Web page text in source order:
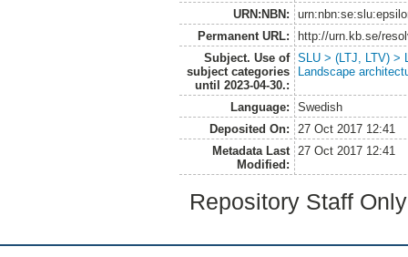
URN:NBN:
Permanent URL:
http://urn.kb.se/
Subject. Use of
subject categories
until 2023-04-30.:
SLU > (LTJ, LTV) >
Landscape
Language:
Swedish
Deposited On:
27 Oct 2017 12:41
Metadata Last
Modified:
27 Oct 2017 12:41
Repository Staff